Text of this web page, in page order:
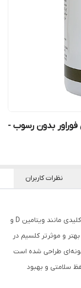
بدون رسوب -
نظرات کاربران
مکمل کلسیم دی فوراور ترکیبی از مواد مغذی کلیدی مانند ویتامین D و
و موثرتر کلسیم در
طراحی شده است
سلامتی و بهبود